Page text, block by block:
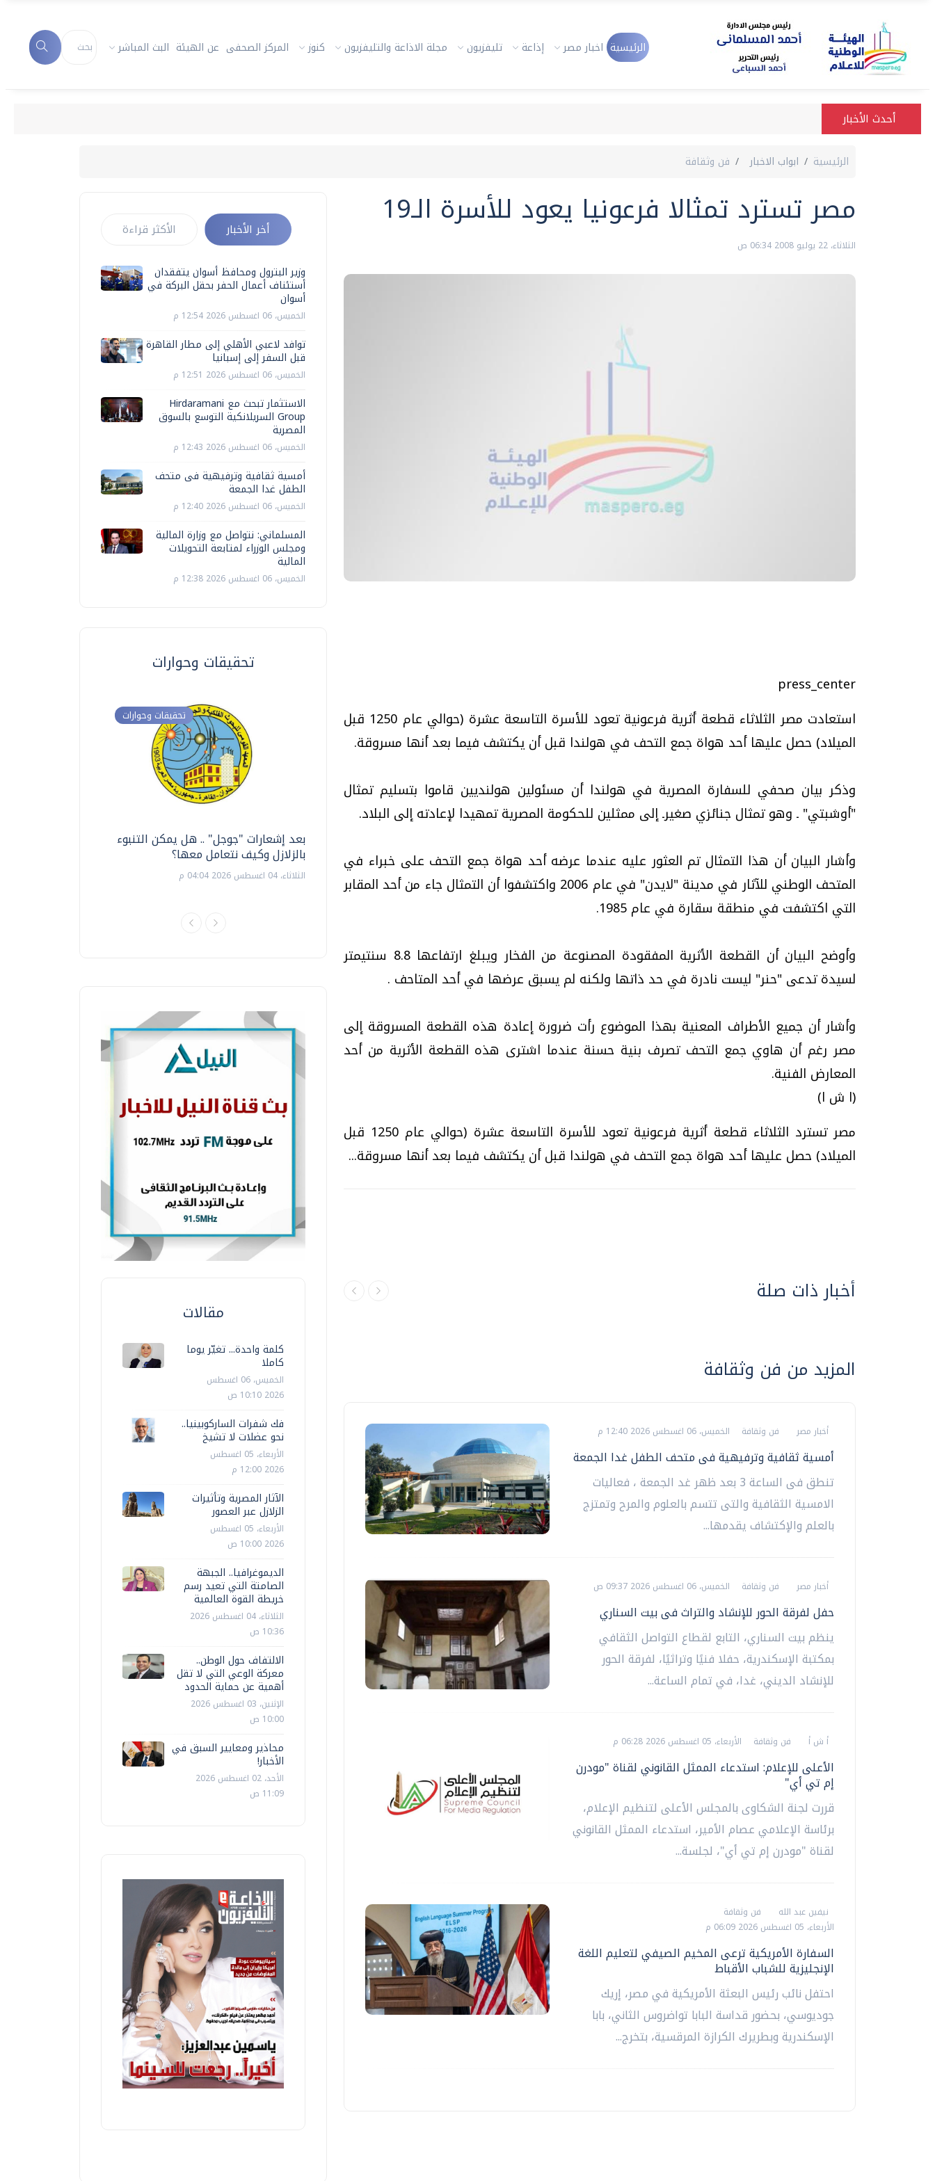
الرئيسية اخبار مصر إذاعة تليفزيون مجلة الاذاعة والتليفزيون كنوز المركز الصحفى عن الهيئة البث المباشر
أحدث الأخبار
الرئيسية ابواب الاخبار فن وثقافة
مصر تسترد تمثالا فرعونيا يعود للأسرة الـ19
الثلاثاء، 22 يوليو 2008 06:34 ص
press_center
استعادت مصر الثلاثاء قطعة أثرية فرعونية تعود للأسرة التاسعة عشرة (حوالي عام 1250 قبل
الميلاد) حصل عليها أحد هواة جمع التحف في هولندا قبل أن يكتشف فيما بعد أنها مسروقة.
وذكر بيان صحفي للسفارة المصرية في هولندا أن مسئولين هولنديين قاموا بتسليم تمثال
"أوشبتي" ـ وهو تمثال جنائزي صغيرـ إلى ممثلين للحكومة المصرية تمهيدا لإعادته إلى البلاد.
وأشار البيان أن هذا التمثال تم العثور عليه عندما عرضه أحد هواة جمع التحف على خبراء في
المتحف الوطني للآثار في مدينة "لايدن" في عام 2006 واكتشفوا أن التمثال جاء من أحد المقابر
التي اكتشفت في منطقة سقارة في عام 1985.
وأوضح البيان أن القطعة الأثرية المفقودة المصنوعة من الفخار ويبلغ ارتفاعها 8.8 سنتيمتر
لسيدة تدعى "حنر" ليست نادرة في حد ذاتها ولكنه لم يسبق عرضها في أحد المتاحف .
وأشار أن جميع الأطراف المعنية بهذا الموضوع رأت ضرورة إعادة هذه القطعة المسروقة إلى
مصر رغم أن هاوي جمع التحف تصرف بنية حسنة عندما اشترى هذه القطعة الأثرية من أحد
المعارض الفنية.
(ا ش ا)
مصر تسترد الثلاثاء قطعة أثرية فرعونية تعود للأسرة التاسعة عشرة (حوالي عام 1250 قبل
الميلاد) حصل عليها أحد هواة جمع التحف في هولندا قبل أن يكتشف فيما بعد أنها مسروقة...
أخبار ذات صلة
المزيد من فن وثقافة
أخبار مصر فن وثقافة الخميس، 06 اغسطس 2026 12:40 م
أمسية ثقافية وترفيهية فى متحف الطفل غدا الجمعة
تنطق فى الساعة 3 بعد ظهر غد الجمعة ، فعاليات
الامسية الثقافية والتى تتسم بالعلوم والمرح وتمتزج
بالعلم والإكتشاف يقدمها...
أخبار مصر فن وثقافة الخميس، 06 اغسطس 2026 09:37 ص
حفل لفرقة الحور للإنشاد والتراث فى بيت السناري
ينظم بيت السناري، التابع لقطاع التواصل الثقافي
بمكتبة الإسكندرية، حفلا فنيًا وتراثيًا، لفرقة الحور
للإنشاد الديني، غدا، في تمام الساعة...
أ ش أ فن وثقافة الأربعاء، 05 اغسطس 2026 06:28 م
الأعلى للإعلام: استدعاء الممثل القانوني لقناة "مودرن
إم تي أي"
قررت لجنة الشكاوى بالمجلس الأعلى لتنظيم الإعلام،
برئاسة الإعلامي عصام الأمير، استدعاء الممثل القانوني
لقناة "مودرن إم تي أي"، لجلسة...
نيفين عبد الله
فن وثقافة
الأربعاء، 05 اغسطس 2026 06:09 م
السفارة الأمريكية ترعى المخيم الصيفي لتعليم اللغة
الإنجليزية للشباب الأقباط
احتفل نائب رئيس البعثة الأمريكية في مصر، إريك
جوديوسي، بحضور قداسة البابا تواضروس الثاني، بابا
الإسكندرية وبطريرك الكرازة المرقسية، بتخرج...
أخر الأخبار الأكثر قراءة
وزير البترول ومحافظ أسوان يتفقدان
أستئناف أعمال الحفر بحقل البركة في
أسوان
الخميس، 06 اغسطس 2026 12:54 م
توافد لاعبي الأهلي إلى مطار القاهرة
قبل السفر إلى إسبانيا
الخميس، 06 اغسطس 2026 12:51 م
الاستثمار تبحث مع Hirdaramani
Group السريلانكية التوسع بالسوق
المصرية
الخميس، 06 اغسطس 2026 12:43 م
أمسية ثقافية وترفيهية فى متحف
الطفل غدا الجمعة
الخميس، 06 اغسطس 2026 12:40 م
المسلماني: نتواصل مع وزارة المالية
ومجلس الوزراء لمتابعة التحويلات
المالية
الخميس، 06 اغسطس 2026 12:38 م
تحقيقات وحوارات
تحقيقات وحوارات
بعد إشعارات "جوجل" .. هل يمكن التنبوء
بالزلازل وكيف نتعامل معها؟
الثلاثاء، 04 اغسطس 2026 04:04 م
تحقيقات وحوارات
وإجابات
السبت، 01 اغسطس 2026 10:25 ص
تحقيقات وحوارات
وتحديات هائلة
تحقيقات وحوارات
مقالات
كلمة واحدة... تغيّر يوما
كاملا
الخميس، 06 اغسطس
2026 10:10 ص
فك شفرات الساركوبينيا..
نحو عضلات لا تشيخ
الأربعاء، 05 اغسطس
2026 12:00 م
الآثار المصرية وتأثيرات
الزلازل عبر العصور
الأربعاء، 05 اغسطس
2026 10:00 ص
الديموغرافيا.. الجبهة
الصامتة التي تعيد رسم
خريطة القوة العالمية
الثلاثاء، 04 اغسطس 2026
10:36 ص
الالتفاف حول الوطن..
معركة الوعي التي لا تقل
أهمية عن حماية الحدود
الإثنين، 03 اغسطس 2026
10:00 ص
محاذير ومعايير السبق في
الأخبار!
الأحد، 02 اغسطس 2026
11:09 ص